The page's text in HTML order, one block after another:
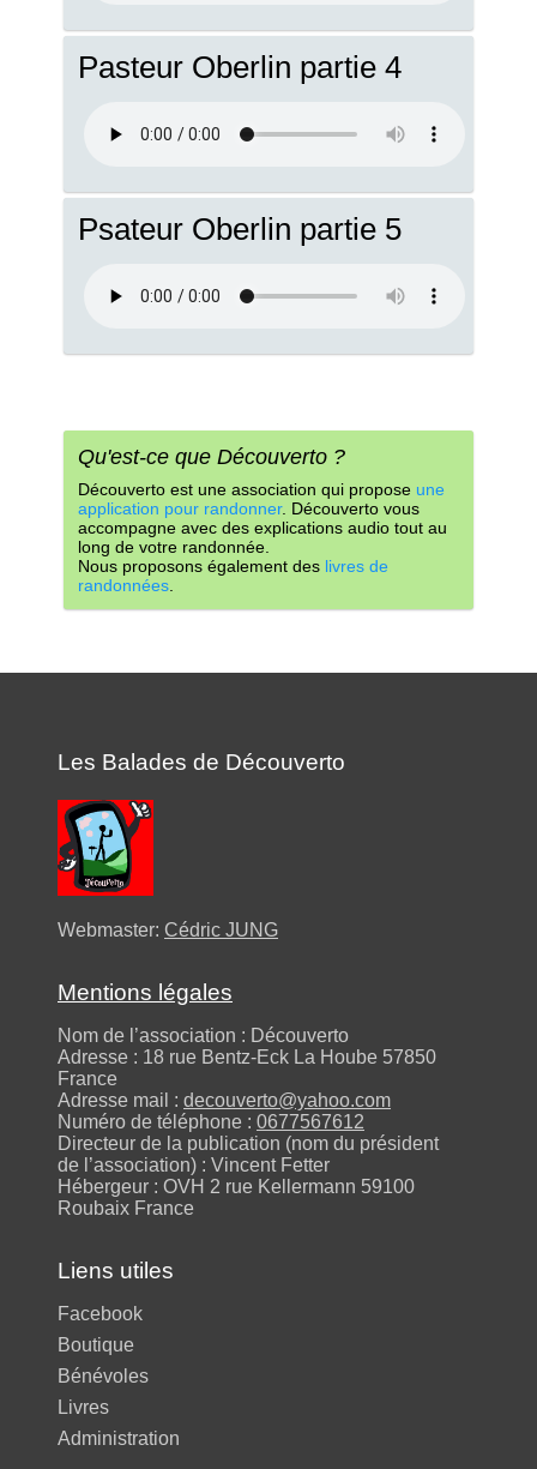
Pasteur Oberlin partie 4
Psateur Oberlin partie 5
Qu'est-ce que Découverto ?
Découverto est une association qui propose une
application pour randonner. Découverto vous
accompagne avec des explications audio tout au
long de votre randonnée.
Nous proposons également des livres de
randonnées
Les Balades de Découverto
Webmaster: Cédric JUNG
Mentions légales
Nom de l’association : Découverto
Adresse : 18 rue Bentz-Eck La Hoube 57850
France
Adresse mail : decouverto@yahoo.com
Numéro de téléphone : 0677567612
Directeur de la publication (nom du président
de l’association) : Vincent Fetter
Hébergeur : OVH 2 rue Kellermann 59100
Roubaix France
Liens utiles
Facebook
Boutique
Bénévoles
Livres
Administration